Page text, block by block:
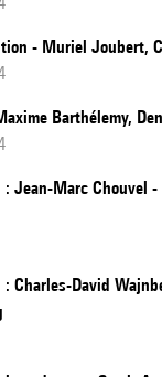
- Muriel Joubert,
Barthélemy,
: Jean-Marc Chouvel
: Charles-David